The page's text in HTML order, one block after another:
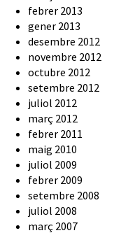
febrer 2013
gener 2013
desembre 2012
novembre 2012
octubre 2012
setembre 2012
juliol 2012
març 2012
febrer 2011
maig 2010
juliol 2009
febrer 2009
setembre 2008
juliol 2008
març 2007